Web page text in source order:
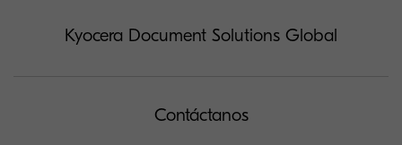
Kyocera Document Solutions Global
Contáctanos